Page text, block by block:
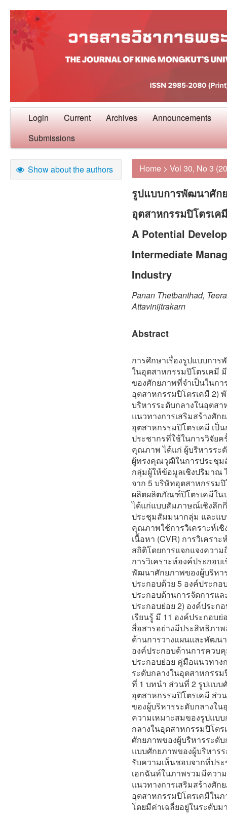
Login Current Archives Announcements
Submissions
Show about the authors Home > Vol 30, No 3
รูปแบบการพัฒนาศัก
อุตสาหกรรมปิโตรเคมี
A Potential
Intermediate
Industry
Panan Thetbanthad,
Attavinijtrakarn
Abstract
การศึกษาเรื่องรูปแบบกา
ในอุตสาหกรรมปิโตรเคมี
ของศักยภาพที่จำเป็นในก
อุตสาหกรรมปิโตรเคมี 2)
บริหารระดับกลางในอุตส
แนวทางการเสริมสร้างศั
อุตสาหกรรมปิโตรเคมี เป็
ประชากรที่ใช้ในการวิจัย
คุณภาพ ได้แก่ ผู้บริหารระ
ผู้ทรงคุณวุฒิในการประชุม
กลุ่มผู้ให้ข้อมูลเชิงปริมาณ
จาก 5 บริษัทอุตสาหกรรม
ผลิตผลิตภัณฑ์ปิโตรเคมีใน
ได้แก่แบบสัมภาษณ์เชิงลึก
ประชุมสัมมนากลุ่ม และแบ
คุณภาพใช้การวิเคราะห์เชิ
เนื้อหา (CVR) การวิเครา
สถิติโดยการแจกแจงความ
การวิเคราะห์องค์ประกอบ
พัฒนาศักยภาพของผู้บริหา
ประกอบด้วย 5 องค์ประก
ประกอบด้านการจัดการแ
ประกอบย่อย 2) องค์ประก
เรียนรู้ มี 11 องค์ประกอบ
สื่อสารอย่างมีประสิทธิภา
ด้านการวางแผนและพัฒน
องค์ประกอบด้านการควบ
ประกอบย่อย คู่มือแนวทาง
ระดับกลางในอุตสาหกรร
ที่ 1 บทนำ ส่วนที่ 2 รูปแบบ
อุตสาหกรรมปิโตรเคมี ส่ว
ของผู้บริหารระดับกลางใน
ความเหมาะสมของรูปแบ
กลางในอุตสาหกรรมปิโต
ศักยภาพของผู้บริหารระดั
แบบศักยภาพของผู้บริหาร
รับความเห็นชอบจากที่ปร
เอกฉันท์ในภาพรวมมีควา
แนวทางการเสริมสร้างศั
อุตสาหกรรมปิโตรเคมีใน
โดยมีค่าเฉลี่ยอยู่ในระดับม